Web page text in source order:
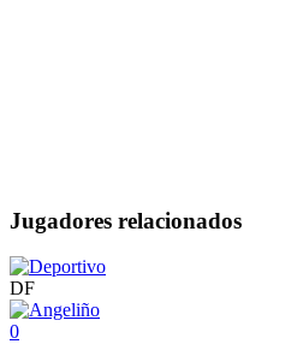
Jugadores relacionados
DF
0